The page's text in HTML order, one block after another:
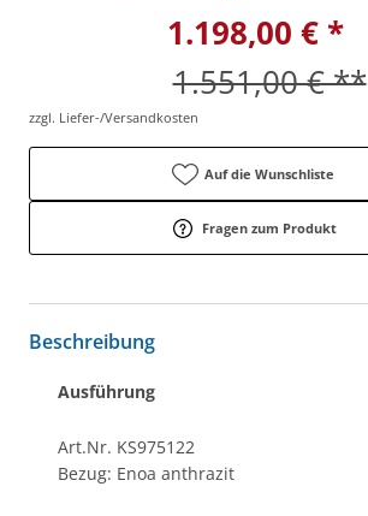
1.198,00 € *
1.551,00 € **
zzgl. Liefer-/Versandkosten
Auf die Wunschliste
Fragen zum Produkt
Beschreibung
Ausführung
Art.Nr. KS975122
Bezug: Enoa anthrazit